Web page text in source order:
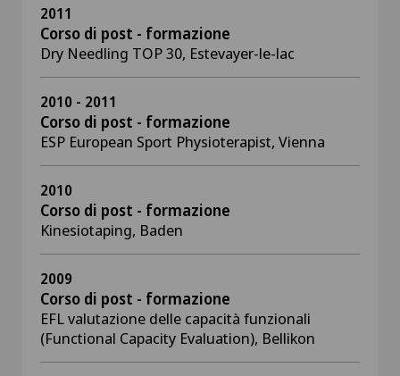
2011
Corso di post - formazione
Dry Needling TOP 30, Estevayer-le-lac
2010 - 2011
Corso di post - formazione
ESP European Sport Physioterapist, Vienna
2010
Corso di post - formazione
Kinesiotaping, Baden
2009
Corso di post - formazione
EFL valutazione delle capacità funzionali
(Functional Capacity Evaluation), Bellikon